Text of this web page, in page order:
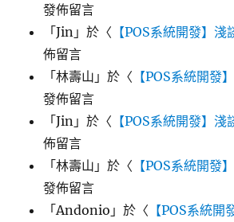
發佈留言
「Jin 」於〈 【POS系統開發】淺
佈留言
「林壽山 」於〈 【POS系統開發
發佈留言
「Jin 」於〈 【POS系統開發】淺
佈留言
「林壽山 」於〈 【POS系統開發
發佈留言
「Andonio 」於〈 【POS系統開